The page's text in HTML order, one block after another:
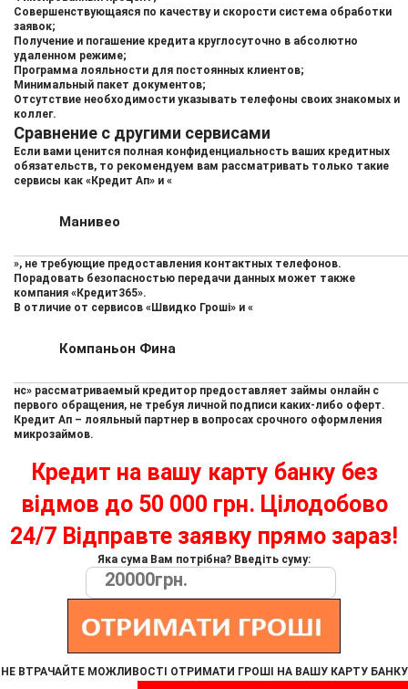
Совершенствующаяся по качеству и скорости система обработки
заявок;
Получение и погашение кредита круглосуточно в абсолютно
удаленном режиме;
Программа лояльности для постоянных клиентов;
Минимальный пакет документов;
Отсутствие необходимости указывать телефоны своих знакомых и
коллег.
Сравнение с другими сервисами
Если вами ценится полная конфиденциальность ваших кредитных
обязательств, то рекомендуем вам рассматривать только такие
сервисы как «Кредит Ап» и «
Манивео
», не требующие предоставления контактных телефонов.
Порадовать безопасностью передачи данных может также
компания «Кредит365».
В отличие от сервисов «Швидко Гроші» и «
Компаньон Фина
нс» рассматриваемый кредитор предоставляет займы онлайн с
первого обращения, не требуя личной подписи каких-либо оферт.
Кредит Ап – лояльный партнер в вопросах срочного оформления
микрозаймов.
Кредит на вашу карту банку без
відмов до 50 000 грн. Цілодобово
24/7 Відправте заявку прямо зараз!
Яка сума Вам потрібна? Введіть суму:
НЕ ВТРАЧАЙТЕ МОЖЛИВОСТІ ОТРИМАТИ ГРОШІ НА ВАШУ КАРТУ БАНКУ